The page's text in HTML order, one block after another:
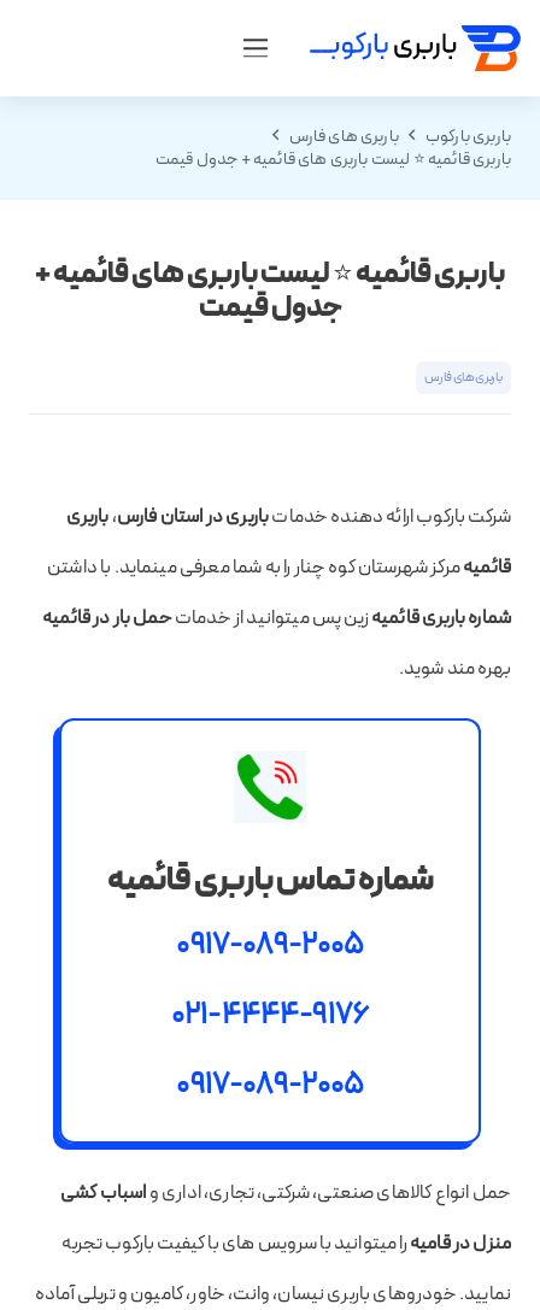
باربری بارکوب
باربری های فارس
باربری قائمیه ⭐ لیست باربری های قائمیه + جدول قیمت
باربری قائمیه ⭐ لیست باربری های قائمیه +
جدول قیمت
باربری های فارس
شرکت بارکوب ارائه دهنده خدماتباربری در استان فارس،باربری
قائمیهمرکز شهرستان کوه چنار را به شما معرفی مینماید. با داشتن
شماره باربری قائمیهزین پس میتوانید از خدماتحمل بار در قائمیه
بهره مند شوید.
شماره تماس باربری قائمیه
0917-089-2005
021-4444-9176
0917-089-2005
حمل انواع کالاهای صنعتی، شرکتی،‌ تجاری، اداری واسباب کشی
منزل در قامیهرا میتوانید با سرویس های با کیفیت بارکوب تجربه
نمایید. خودروهای باربری نیسان، وانت، خاور، کامیون و تریلی آماده‌